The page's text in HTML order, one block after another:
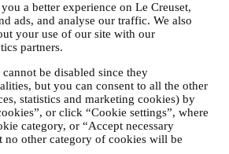
a better experience on Le Creuset,
ads, and analyse our traffic. We also
your use of our site with our
partners.
be disabled since they
but you can consent to all the other
statistics and marketing cookies) by
or click “Cookie settings”, where
category, or “Accept necessary
no other category of cookies will be
Er zullen geen andere gevolgen zijn.
statistieken over het openen van e-mail
van de in de sector gangbare
te helpen onze nieuwsbrieven te
is gebaseerd op uw toestemming
marketingcommunicatie van ons te
om aan te melden kan worden
plaatsen waar persoonsgegevens worden
juiste selectievakje aan te vinken of, als u
heeft, via het Mijn account-gedeelte